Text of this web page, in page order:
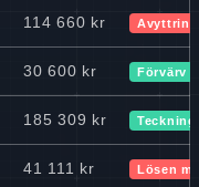
114 660 kr Avyttring
30 600 kr Förvärv
185 309 kr Teckning
41 111 kr Lösen